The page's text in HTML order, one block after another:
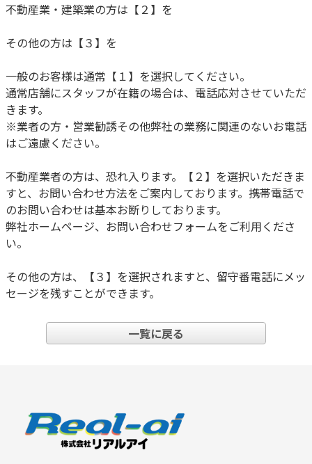
不動産業・建築業の方は【２】を
その他の方は【３】を
一般のお客様は通常【１】を選択してください。
通常店舗にスタッフが在籍の場合は、電話応対させていただ
きます。
※業者の方・営業勧誘その他弊社の業務に関連のないお電話
はご遠慮ください。
不動産業者の方は、恐れ入ります。【２】を選択いただきま
すと、お問い合わせ方法をご案内しております。携帯電話で
のお問い合わせは基本お断りしております。
弊社ホームページ、お問い合わせフォームをご利用くださ
い。
その他の方は、【３】を選択されますと、留守番電話にメッ
セージを残すことができます。
一覧に戻る